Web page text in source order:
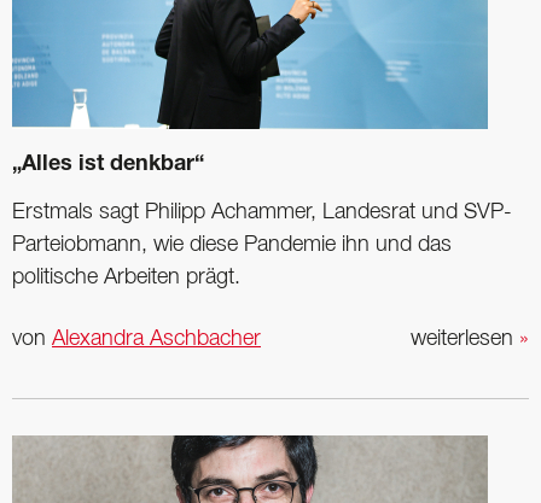
„Alles ist denkbar“
Erstmals sagt Philipp Achammer, Landesrat und SVP-
Parteiobmann, wie diese Pandemie ihn und das
politische Arbeiten prägt.
weiterlesen »
von Alexandra Aschbacher